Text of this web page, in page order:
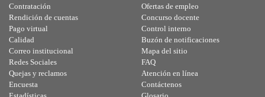
Contratación
Rendición de cuentas
Pago virtual
Calidad
Ofertas de empleo
Concurso docente
Control interno
Buzón de notificaciones
Correo institucional
Redes Sociales
Quejas y reclamos
Encuesta
Mapa del sitio
FAQ
Atención en línea
Contáctenos